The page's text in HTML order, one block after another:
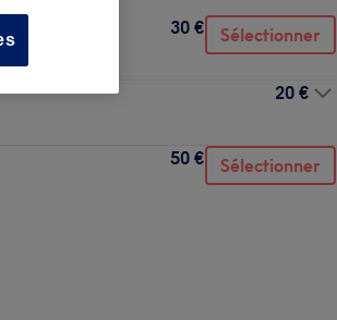
30 € Sélectionner
20 €
50 € Sélectionner